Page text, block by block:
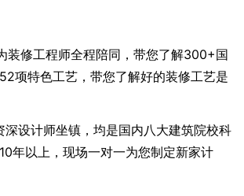
装修工程师全程陪同，带您了解300+国
项特色工艺，带您了解好的装修工艺是
设计师坐镇，均是国内八大建筑院校科
年以上，现场一对一为您制定新家计